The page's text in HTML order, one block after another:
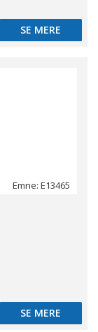
SE MERE
SE MERE
Emne: E13465
SE MERE
SE MERE